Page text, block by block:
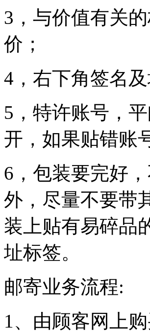
3，与价值有关
价；
4，右下角签名
5，特许账号，
开，如果贴错账
6，包装要完好
外，尽量不要带
装上贴有易碎品
址标签。
邮寄业务流程:
1、由顾客网上